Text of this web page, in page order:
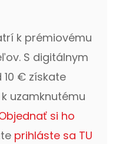
k prémiovému
S digitálnym
€ získate
uzamknutému
si ho
prihláste sa TU